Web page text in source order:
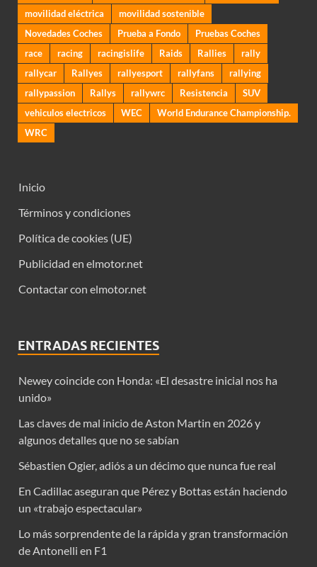
movilidad eléctrica
movilidad sostenible
Novedades Coches
Prueba a Fondo
Pruebas Coches
race
racing racingislife Raids Rallies
rally
rallycar
Rallyes rallyesport rallyfans
rallying
rallypassion
Rallys rallywrc Resistencia
SUV
vehiculos electricos
WEC
World Endurance Championship.
WRC
Inicio
Términos y condiciones
Política de cookies (UE)
Publicidad en elmotor.net
Contactar con elmotor.net
ENTRADAS RECIENTES
Newey coincide con Honda: «El desastre inicial nos ha
unido»
Las claves de mal inicio de Aston Martin en 2026 y
algunos detalles que no se sabían
Sébastien Ogier, adiós a un décimo que nunca fue real
En Cadillac aseguran que Pérez y Bottas están haciendo
un «trabajo espectacular»
Lo más sorprendente de la rápida y gran transformación
de Antonelli en F1